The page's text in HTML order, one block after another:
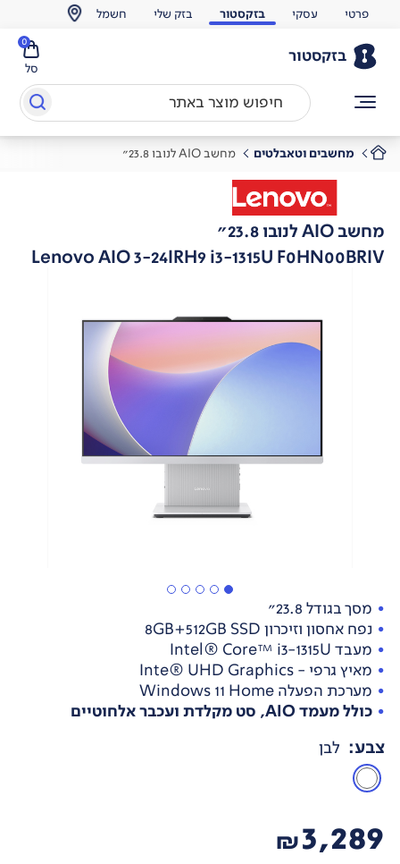
פרטי עסקי בזקסטור בזק שלי חשמל
בזקסטור
סל
0
מחשבים וטאבלטים מחשב AIO לנובו 23.8"
מחשב AIO לנובו 23.8"
Lenovo AIO 3-24IRH9 i3-1315U F0HN00BRIV
מסך בגודל 23.8"
נפח אחסון וזיכרון 8GB+512GB SSD
מעבד Intel® Core™ i3-1315U
מאיץ גרפי - Inte® UHD Graphics
מערכת הפעלה Windows 11 Home
כולל מעמד AIO, סט מקלדת ועכבר אלחוטיים
צבע: לבן
3,289
₪